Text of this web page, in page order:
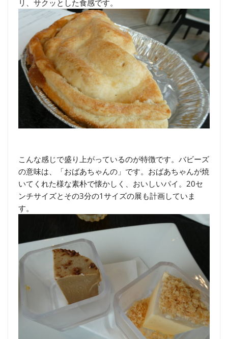
リ、サクッとした食感です。
こんな感じで盛り上がっているのが特徴です。バビーズ
の意味は、「おばあちゃんの」です。おばあちゃんが焼
いてくれた様な素朴で懐かしく、おいしいパイ。20セ
ンチサイズとその3分の1サイズの展も計画していま
す。